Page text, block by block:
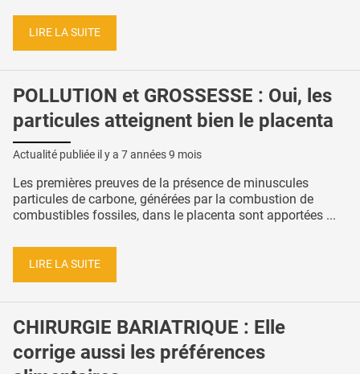
LIRE LA SUITE
POLLUTION et GROSSESSE : Oui, les
particules atteignent bien le placenta
Actualité publiée il y a 7 années 9 mois
Les premières preuves de la présence de minuscules
particules de carbone, générées par la combustion de
combustibles fossiles, dans le placenta sont apportées ...
LIRE LA SUITE
CHIRURGIE BARIATRIQUE : Elle
corrige aussi les préférences